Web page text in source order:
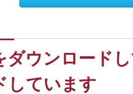
ダウンロード
しています